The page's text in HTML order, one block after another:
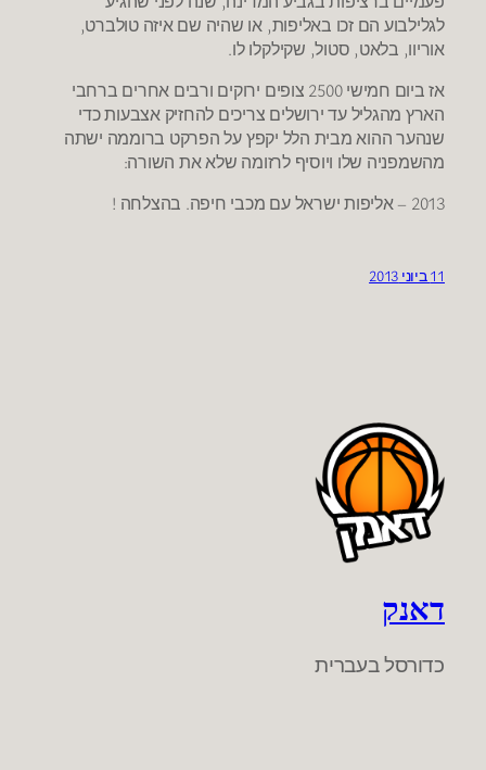
לגלילבוע הם זכו באליפות, או שהיה שם איזה טולברט,
אוריוו, בלאט, סטול, שקילקלו לו.
אז ביום חמישי 2500 צופים ירוקים ורבים אחרים ברחבי
הארץ מהגליל עד ירושלים צריכים להחזיק אצבעות כדי
שנהער ההוא מבית הלל יקפץ על הפרקט ברוממה ישתה
מהשמפניה שלו ויוסיף לרזומה שלא את השורה:
2013 – אליפות ישראל עם מכבי חיפה. בהצלחה !
11 ביוני 2013
דאנק
כדורסל בעברית